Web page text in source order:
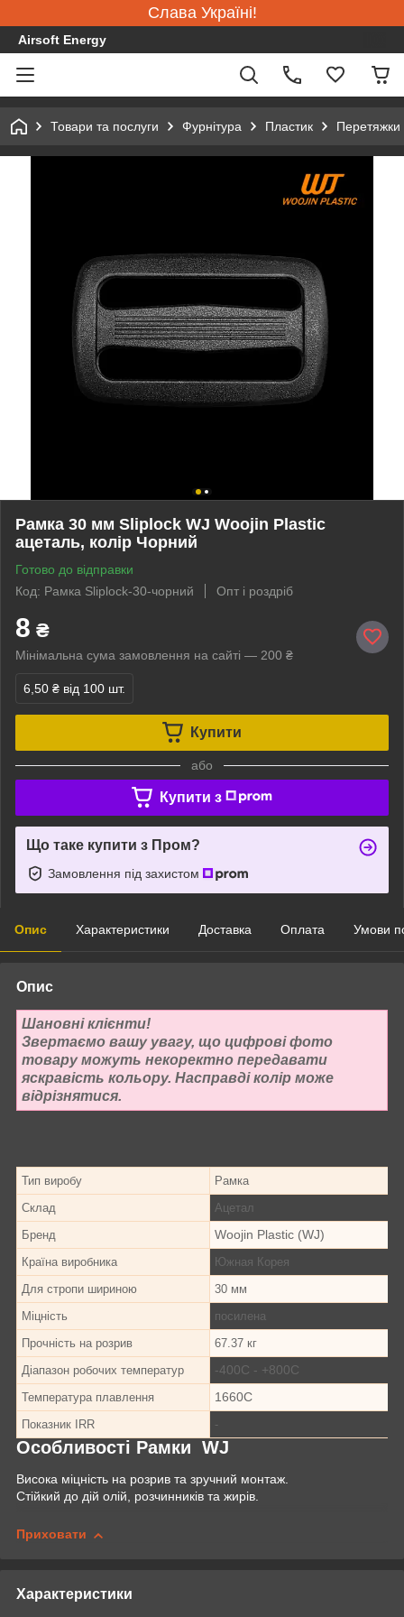
Слава Україні!
Airsoft Energy
Товари та послуги Фурнітура Пластик Перетяжки
Рамка 30 мм Sliplock WJ Woojin Plastic
ацеталь, колір Чорний
Готово до відправки
Код: Рамка Sliplock-30-чорний
Опт і роздріб
8 ₴
Мінімальна сума замовлення на сайті — 200 ₴
6,50 ₴ від 100 шт.
Купити
або
Купити з
Що таке купити з Пром?
Замовлення під захистом
Опис Характеристики Доставка Оплата Умови
Опис
Шановні клієнти!
Звертаємо вашу увагу, що цифрові фото
товару можуть некоректно передавати
яскравість кольору. Насправді колір може
відрізнятися.
Тип виробу
Рамка
Склад
Ацетал
Бренд
Woojin Plastic (WJ)
Країна виробника
Южная Корея
Для стропи шириною
30 мм
Міцність
посилена
Прочність на розрив
67.37 кг
Діапазон робочих температур
-400С - +800С
Температура плавлення 1660С
Показник IRR -
Особливості Рамки WJ
Висока міцність на розрив та зручний монтаж.
Стійкий до дій олій, розчинників та жирів.
Приховати
Характеристики